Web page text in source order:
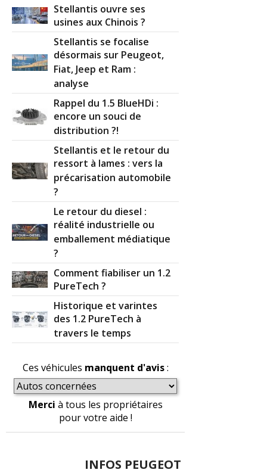
Stellantis ouvre ses
usines aux Chinois ?
Stellantis se focalise
désormais sur Peugeot,
Fiat, Jeep et Ram :
analyse
Rappel du 1.5 BlueHDi :
encore un souci de
distribution ?!
Stellantis et le retour du
ressort à lames : vers la
précarisation automobile
?
Le retour du diesel :
réalité industrielle ou
emballement médiatique
?
Comment fiabiliser un 1.2
PureTech ?
Historique et varintes
des 1.2 PureTech à
travers le temps
Ces véhicules manquent d'avis:
Merci à tous les propriétaires
pour votre aide !
INFOS PEUGEOT